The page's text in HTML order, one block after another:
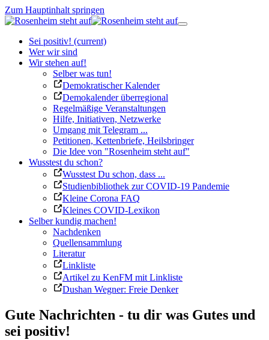
Zum Hauptinhalt springen
Sei positiv! (current)
Wer wir sind
Wir stehen auf!
Selber was tun!
Demokratischer Kalender
Demokalender überregional
Regelmäßige Veranstaltungen
Hilfe, Initiativen, Netzwerke
Umgang mit Telegram ...
Petitionen, Kettenbriefe, Heilsbringer
Die Idee von "Rosenheim steht auf"
Wusstest du schon?
Wusstest Du schon, dass ...
Studienbibliothek zur COVID-19 Pandemie
Kleine Corona FAQ
Kleines COVID-Lexikon
Selber kundig machen!
Nachdenken
Quellensammlung
Literatur
Linkliste
Artikel zu KenFM mit Linkliste
Dushan Wegner: Freie Denker
Gute Nachrichten - tu dir was Gutes und
sei positiv!